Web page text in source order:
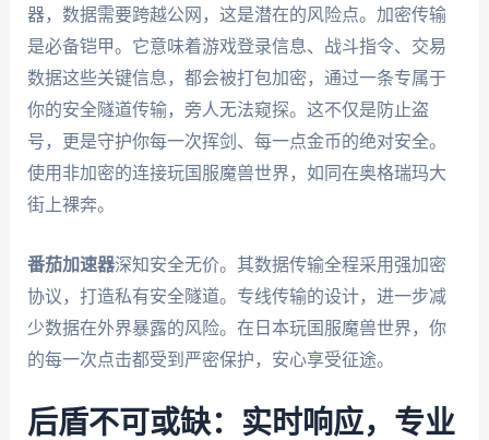
器，数据需要跨越公网，这是潜在的风险点。加密传输
是必备铠甲。它意味着游戏登录信息、战斗指令、交易
数据这些关键信息，都会被打包加密，通过一条专属于
你的安全隧道传输，旁人无法窥探。这不仅是防止盗
号，更是守护你每一次挥剑、每一点金币的绝对安全。
使用非加密的连接玩国服魔兽世界，如同在奥格瑞玛大
街上裸奔。
番茄加速器深知安全无价。其数据传输全程采用强加密
协议，打造私有安全隧道。专线传输的设计，进一步减
少数据在外界暴露的风险。在日本玩国服魔兽世界，你
的每一次点击都受到严密保护，安心享受征途。
后盾不可或缺：实时响应，专业